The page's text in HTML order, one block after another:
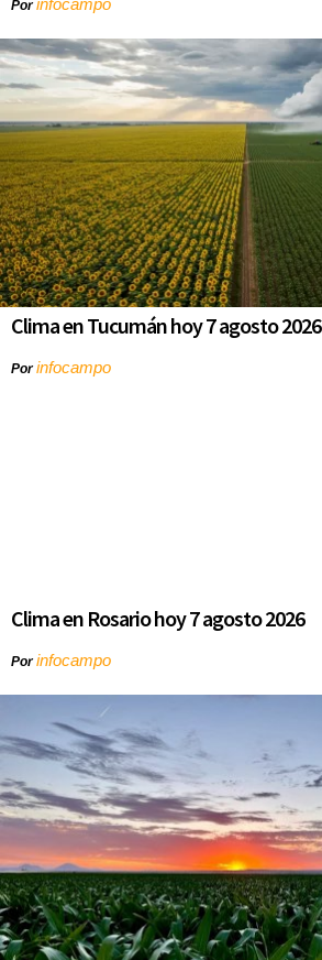
Porinfocampo
Clima en Tucumán hoy 7 agosto 2026
Porinfocampo
Clima en Rosario hoy 7 agosto 2026
Porinfocampo